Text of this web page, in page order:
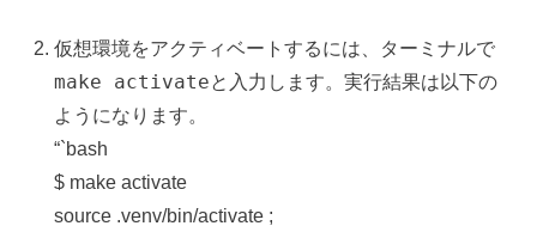
仮想環境をアクティベートするには、ターミナルで
make activateと入力します。実行結果は以下の
ようになります。
“`bash
$ make activate
source .venv/bin/activate ;